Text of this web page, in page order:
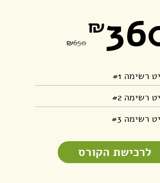
₪650
₪
רשימה #1
רשימה #2
רשימה #3
לרכישת הקורס